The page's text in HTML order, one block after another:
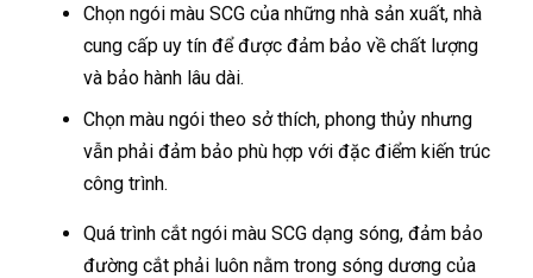
Chọn ngói màu SCG của những nhà sản xuất, nhà
cung cấp uy tín để được đảm bảo về chất lượng
và bảo hành lâu dài.
Chọn màu ngói theo sở thích, phong thủy nhưng
vẫn phải đảm bảo phù hợp với đặc điểm kiến trúc
công trình.
Quá trình cắt ngói màu SCG dạng sóng, đảm bảo
đường cắt phải luôn nằm trong sóng dương của